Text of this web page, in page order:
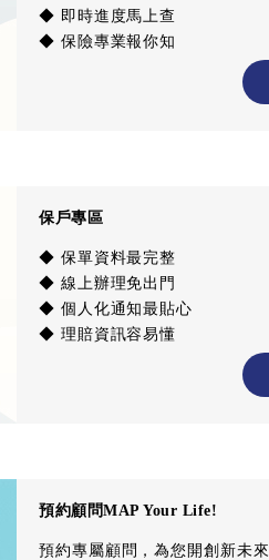
◆ 即時進度馬上查
◆ 保險專業報你知
保戶專區
◆ 保單資料最完整
◆ 線上辦理免出門
◆ 個人化通知最貼心
◆ 理賠資訊容易懂
預約顧問MAP Your Life!
預約專屬顧問，為您開創新未來